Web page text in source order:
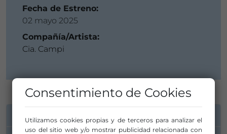
Fecha de Estreno:
02 mayo 2025
Compañía/Artista:
Cia. Campi
INFORMACIÓN DE CONTACTO
Consentimiento de Cookies
Utilizamos cookies propias y de terceros para analizar el
uso del sitio web y/o mostrar publicidad relacionada con